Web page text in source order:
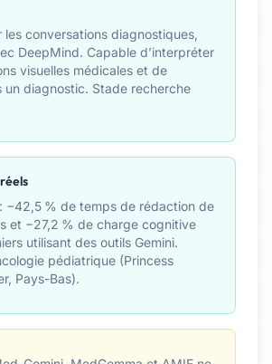
conversations diagnostiques,
DeepMind. Capable d’interpréter
visuelles médicales et de
un diagnostic. Stade recherche
−42,5 % de temps de rédaction de
et −27,2 % de charge cognitive
utilisant des outils Gemini.
pédiatrique (Princess
Pays-Bas).